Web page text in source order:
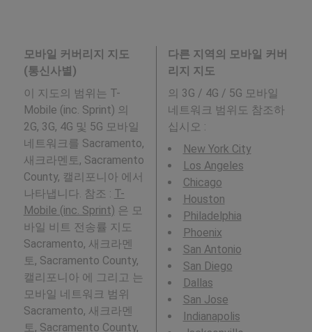
모바일 커버리지 지도
(통신사별)
이 지도의 범위는 T-
Mobile (inc. Sprint) 의
2G, 3G, 4G 및 5G 모바일
네트워크를 Sacramento,
새크라멘토, Sacramento
County, 캘리포니아 에서
나타냅니다. 참조 : T-
Mobile (inc. Sprint) 은 모
바일 비트 전송률 지도
Sacramento, 새크라멘
토, Sacramento County,
캘리포니아 에 그리고 는
모바일 네트워크 범위
Sacramento, 새크라멘
토, Sacramento County,
다른 지역의 모바일 커버
리지 지도
의 3G / 4G / 5G 모바일
네트워크 범위도 참조하
십시오 :
New York City
Los Angeles
Chicago
Houston
Philadelphia
Phoenix
San Antonio
San Diego
Dallas
San Jose
Indianapolis